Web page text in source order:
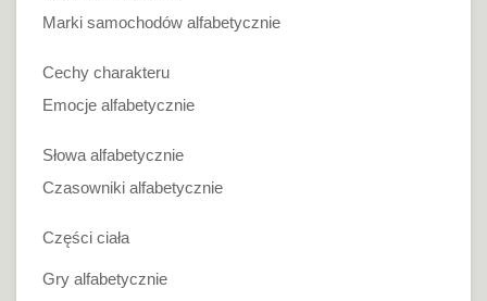
Marki samochodów alfabetycznie
Cechy charakteru
Emocje alfabetycznie
Słowa alfabetycznie
Czasowniki alfabetycznie
Części ciała
Gry alfabetycznie